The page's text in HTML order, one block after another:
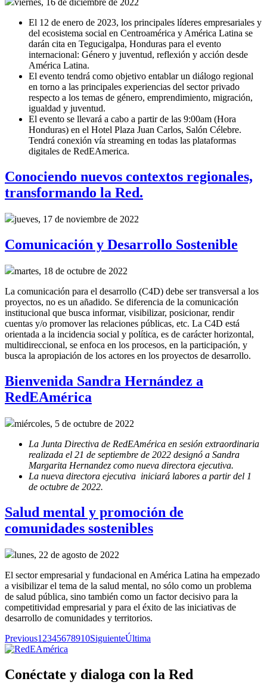
viernes, 16 de diciembre de 2022
El 12 de enero de 2023, los principales líderes empresariales y
del ecosistema social en Centroamérica y América Latina se
darán cita en Tegucigalpa, Honduras para el evento
internacional: Género y juventud, reflexión y acción desde
América Latina.
El evento tendrá como objetivo entablar un diálogo regional
en torno a las principales experiencias del sector privado
respecto a los temas de género, emprendimiento, migración,
igualdad y juventud.
El evento se llevará a cabo a partir de las 9:00am (Hora
Honduras) en el Hotel Plaza Juan Carlos, Salón Célebre.
Tendrá conexión vía streaming en todas las plataformas
digitales de RedEAmerica.
Conociendo nuevos contextos regionales,
transformando la Red.
jueves, 17 de noviembre de 2022
Comunicación y Desarrollo Sostenible
martes, 18 de octubre de 2022
La comunicación para el desarrollo (C4D) debe ser transversal a los
proyectos, no es un añadido. Se diferencia de la comunicación
institucional que busca informar, visibilizar, posicionar, rendir
cuentas y/o promover las relaciones públicas, etc. La C4D está
orientada a la incidencia social y política, es de carácter horizontal,
multidireccional, se enfoca en los procesos, en la participación, y
busca la apropiación de los actores en los proyectos de desarrollo.
Bienvenida Sandra Hernández a
RedEAmérica
miércoles, 5 de octubre de 2022
La Junta Directiva de RedEAmérica en sesión extraordinaria
realizada el 21 de septiembre de 2022 designó a Sandra
Margarita Hernandez como nueva directora ejecutiva.
La nueva directora ejecutiva iniciará labores a partir del 1
de octubre de 2022.
Salud mental y promoción de
comunidades sostenibles
lunes, 22 de agosto de 2022
El sector empresarial y fundacional en América Latina ha empezado
a visibilizar el tema de la salud mental, no sólo como un problema
de salud pública, sino también como un factor decisivo para la
competitividad empresarial y para el éxito de las iniciativas de
desarrollo de comunidades y territorios.
Previous1 2345678910SiguienteÚltima
Conéctate y dialoga con la Red